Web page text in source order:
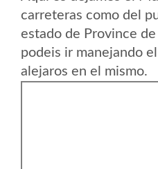
carreteras como del
estado de Province
podeis ir manejando
alejaros en el mismo.